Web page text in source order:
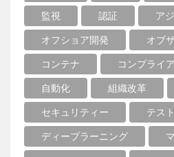
監視 認証 ア
オフショア開発 オブ
コンテナ コンプライ
自動化 組織改革
セキュリティー テス
ディープラーニング